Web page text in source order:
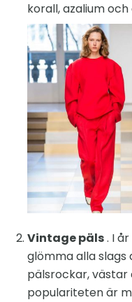
korall, azalium
Vintage päls. I
glömma alla
pälsrockar, västar
populariteten är